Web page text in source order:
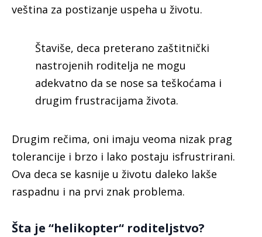
veština za postizanje uspeha u životu.
Štaviše, deca preterano zaštitnički
nastrojenih roditelja ne mogu
adekvatno da se nose sa teškoćama i
drugim frustracijama života.
Drugim rečima, oni imaju veoma nizak prag
tolerancije i brzo i lako postaju isfrustrirani.
Ova deca se kasnije u životu daleko lakše
raspadnu i na prvi znak problema.
Šta je “helikopter“ roditeljstvo?